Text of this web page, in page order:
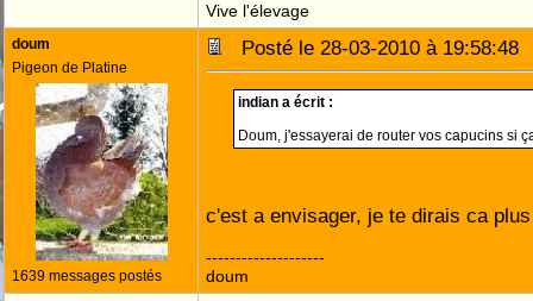
Vive l'élevage
doum
Pigeon de Platine
1639 messages postés
Posté le 28-03-2010 à
indian a écrit :
Doum, j'essayerai de router vos capucins si
c'est a envisager, je te dirais ca
--------------------
doum